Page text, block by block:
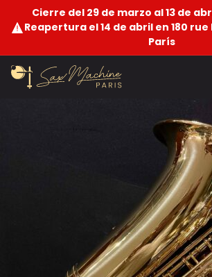
Cierre del 29 de marzo al 13 de
Reapertura el 14 de abril en 180
París